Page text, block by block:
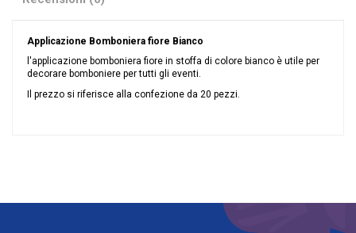
Applicazione Bomboniera fiore Bianco
l'applicazione bomboniera fiore in stoffa di colore bianco è utile per
decorare bomboniere per tutti gli eventi.
Il prezzo si riferisce alla confezione da 20 pezzi.